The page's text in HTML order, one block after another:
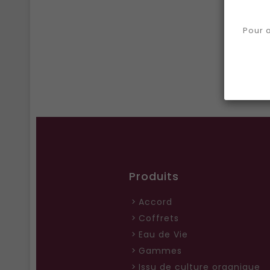
Produits
Accord
Coffrets
Eau de Vie
Gammes
Issu de culture organique
Pour